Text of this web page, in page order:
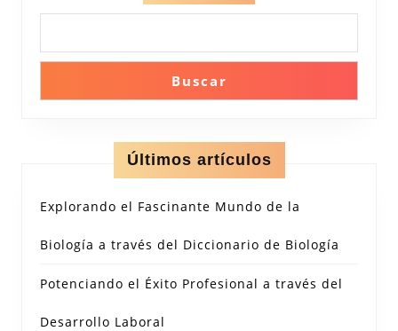
Buscar
Últimos artículos
Explorando el Fascinante Mundo de la
Biología a través del Diccionario de Biología
Potenciando el Éxito Profesional a través del
Desarrollo Laboral